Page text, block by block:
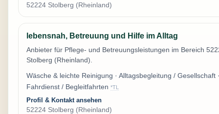
52224 Stolberg (Rheinland)
lebensnah, Betreuung und Hilfe im Alltag
Anbieter für Pflege- und Betreuungsleistungen im Bereich
Stolberg (Rheinland).
Wäsche & leichte Reinigung · Alltagsbegleitung / Gesellschaft
Fahrdienst / Begleitfahrten *TL
Profil & Kontakt ansehen
52224 Stolberg (Rheinland)